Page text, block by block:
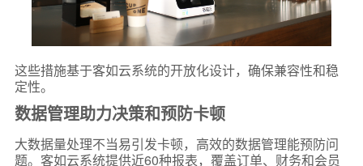
这些措施基于客如云系统的开放化设计，确保兼容性和稳
定性。
数据管理助力决策和预防卡顿
大数据量处理不当易引发卡顿，高效的数据管理能预防问
题。客如云系统提供近60种报表，覆盖订单、财务和会员